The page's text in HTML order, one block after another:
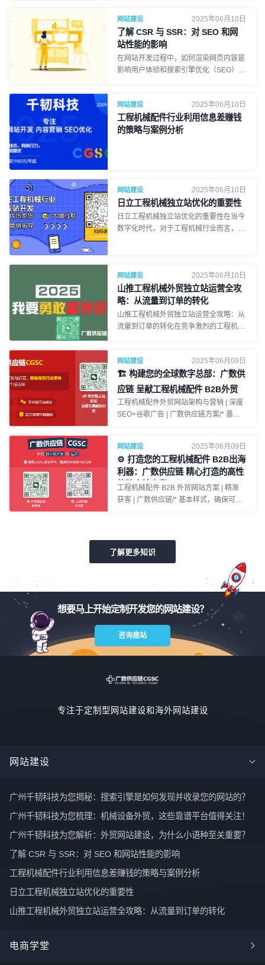
padding: 20px; background-color:
#f4f7f6; /* Light background */ color:
#333; } .container { max-width: 1000px;
margin: 0 auto; background-color: #fff;
padding: 30px; border-radius: 8px; box-
2025年06月10日
网站建设
了解 CSR 与 SSR：对 SEO 和网
站性能的影响
在网站开发过程中，如何渲染网页内容是
影响用户体验和搜索引擎优化（SEO）的
中的排名。本文将详细介绍两种常见的渲
染方式——服务器端渲染（SSR）和客户
端渲染（CSR），以及它们如何影响网
并加载这些资源，构建页面的 DOM（文
档对象模型），然后将页面内容展示给用
户。这一过程是用户访问网站时看到页面
的直接原因。根据渲染的执行位置不同，
务器端渲染（SSR）服务器端渲染是指网
页内容在服务器上预先生成 HTML 页
面，然后将整个页面传输到用户的浏览
器。由于页面已完全渲染，用户在打开网
页时能够快速看到完整内容。这种渲染方
式通常用于传统网站和动态内容较少的页
HTML 结构，接着通过 JavaScr
2025年06月10日
网站建设
工程机械配件行业利用信息差赚钱
的策略与案例分析
2025年06月10日
网站建设
日立工程机械独立站优化的重要性
日立工程机械独立站优化的重要性在当今
数字化时代，对于工程机械行业而言，拥
球客户的重要桥梁。对于想要拓展外贸业
务的工程机械企业来说，独立站的搜索引
擎排名直接影响着企业在国际市场的曝光
度和业务拓展。更高的排名意味着更多的
潜在客户能够发现您的网站，从而增加业
Independent WebsiteIn today's digital
age, for the construction machinery
industry, having a high - quality
independent website is of great
significance. Especially for well - known
brands like Hitachi Construction
2025年06月10日
网站建设
山推工程机械外贸独立站运营全攻
略：从流量到订单的转化
山推工程机械外贸独立站运营全攻略：从
流量到订单的转化在竞争激烈的工程机械
效运营至关重要。从吸引流量到成功转化
为订单，这一过程涉及多个关键环节。广
州千韧科技旗下品牌广数供应链
CGSC，凭借丰富的经验和专业的团队，
为山推及其他工程机械企业提供全方位的
独立站运营解决方案，助力其在国际市场
个功能完善、设计精良的独立站是吸引流
量与转化订单的基石。广数供应链
CGSC 的专业团队在为山推打造独立站
时，首先会进行深入的市场调研，了解目
标客户的喜好、需求以及竞争对手的情
况。在网站设计上，采用简洁且符合国际
备上，如电脑、平板、手机等，都能完美
适配，提供一致的用户体验。网站的导航
栏要清晰明了，方便用户快速找到所需产
品和信息。产品展示页面应详细呈现产品
的参数、特点、优势以及应用场景，搭配
高清图片和视频，让客户全面了解山推的
工程机械产品。Building a High - Quality
2025年06月09日
网站建设
🏗️ 构建您的全球数字总部：广数供
应链 呈献工程机械配件 B2B外贸
网站架构与营销全景图！ 🌍
工程机械配件外贸网站架构与营销 | 深度
SEO+谷歌广告 | 广数供应链方案/* 基本
line-height: 1.6; color: #333; margin: 0;
padding: 20px; } h1, h2, h3, h4 { margin-
top: 25px; margin-bottom: 15px; } h1 {
text-align: center; color: #8A2BE2; /*
BlueViolet */ font-size: 2em; } h2 { color:
2025年06月09日
网站建设
⚙️ 打造您的工程机械配件 B2B出海
利器：广数供应链 精心打造的高性
能独立站方案！ 🚀
工程机械配件 B2B 外贸网站方案 | 精准
获客 | 广数供应链/* 基本样式，确保可读
h1, h2, h3, h4 { margin-top: 25px;
font-size: 2em; } h2 { color: #FF4500; /*
了解更多知识
想要马上开始定制开发您的网站建设？
咨询建站
专注于定制型网站建设和海外网站建设
网站建设
广州千韧科技为您揭秘：搜索引擎是如何发现并收录您的网站的？
广州千韧科技为您梳理：机械设备外贸，这些靠谱平台值得关注！
广州千韧科技为您解析：外贸网站建设，为什么小语种至关重要？
了解 CSR 与 SSR：对 SEO 和网站性能的影响
工程机械配件行业利用信息差赚钱的策略与案例分析
日立工程机械独立站优化的重要性
山推工程机械外贸独立站运营全攻略：从流量到订单的转化
电商学堂